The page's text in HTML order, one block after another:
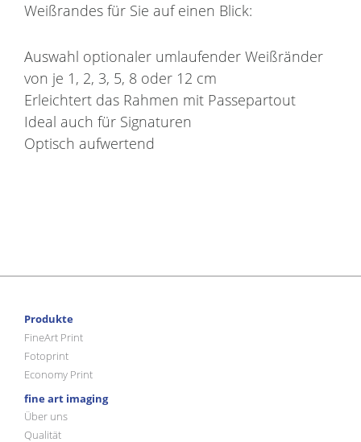
Weißrandes für Sie auf einen Blick:
Auswahl optionaler umlaufender Weißränder
von je 1, 2, 3, 5, 8 oder 12 cm
Erleichtert das Rahmen mit Passepartout
Ideal auch für Signaturen
Optisch aufwertend
Produkte
FineArt Print
Fotoprint
Economy Print
fine art imaging
Über uns
Qualität